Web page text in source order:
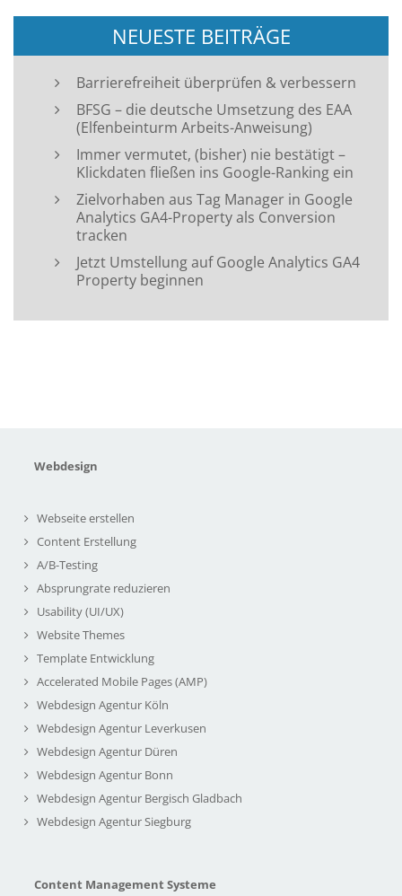
NEUESTE BEITRÄGE
Barrierefreiheit überprüfen & verbessern
BFSG – die deutsche Umsetzung des EAA
(Elfenbeinturm Arbeits-Anweisung)
Immer vermutet, (bisher) nie bestätigt –
Klickdaten fließen ins Google-Ranking ein
Zielvorhaben aus Tag Manager in Google
Analytics GA4-Property als Conversion
tracken
Jetzt Umstellung auf Google Analytics GA4
Property beginnen
Webdesign
Webseite erstellen
Content Erstellung
A/B-Testing
Absprungrate reduzieren
Usability (UI/UX)
Website Themes
Template Entwicklung
Accelerated Mobile Pages (AMP)
Webdesign Agentur Köln
Webdesign Agentur Leverkusen
Webdesign Agentur Düren
Webdesign Agentur Bonn
Webdesign Agentur Bergisch Gladbach
Webdesign Agentur Siegburg
Content Management Systeme